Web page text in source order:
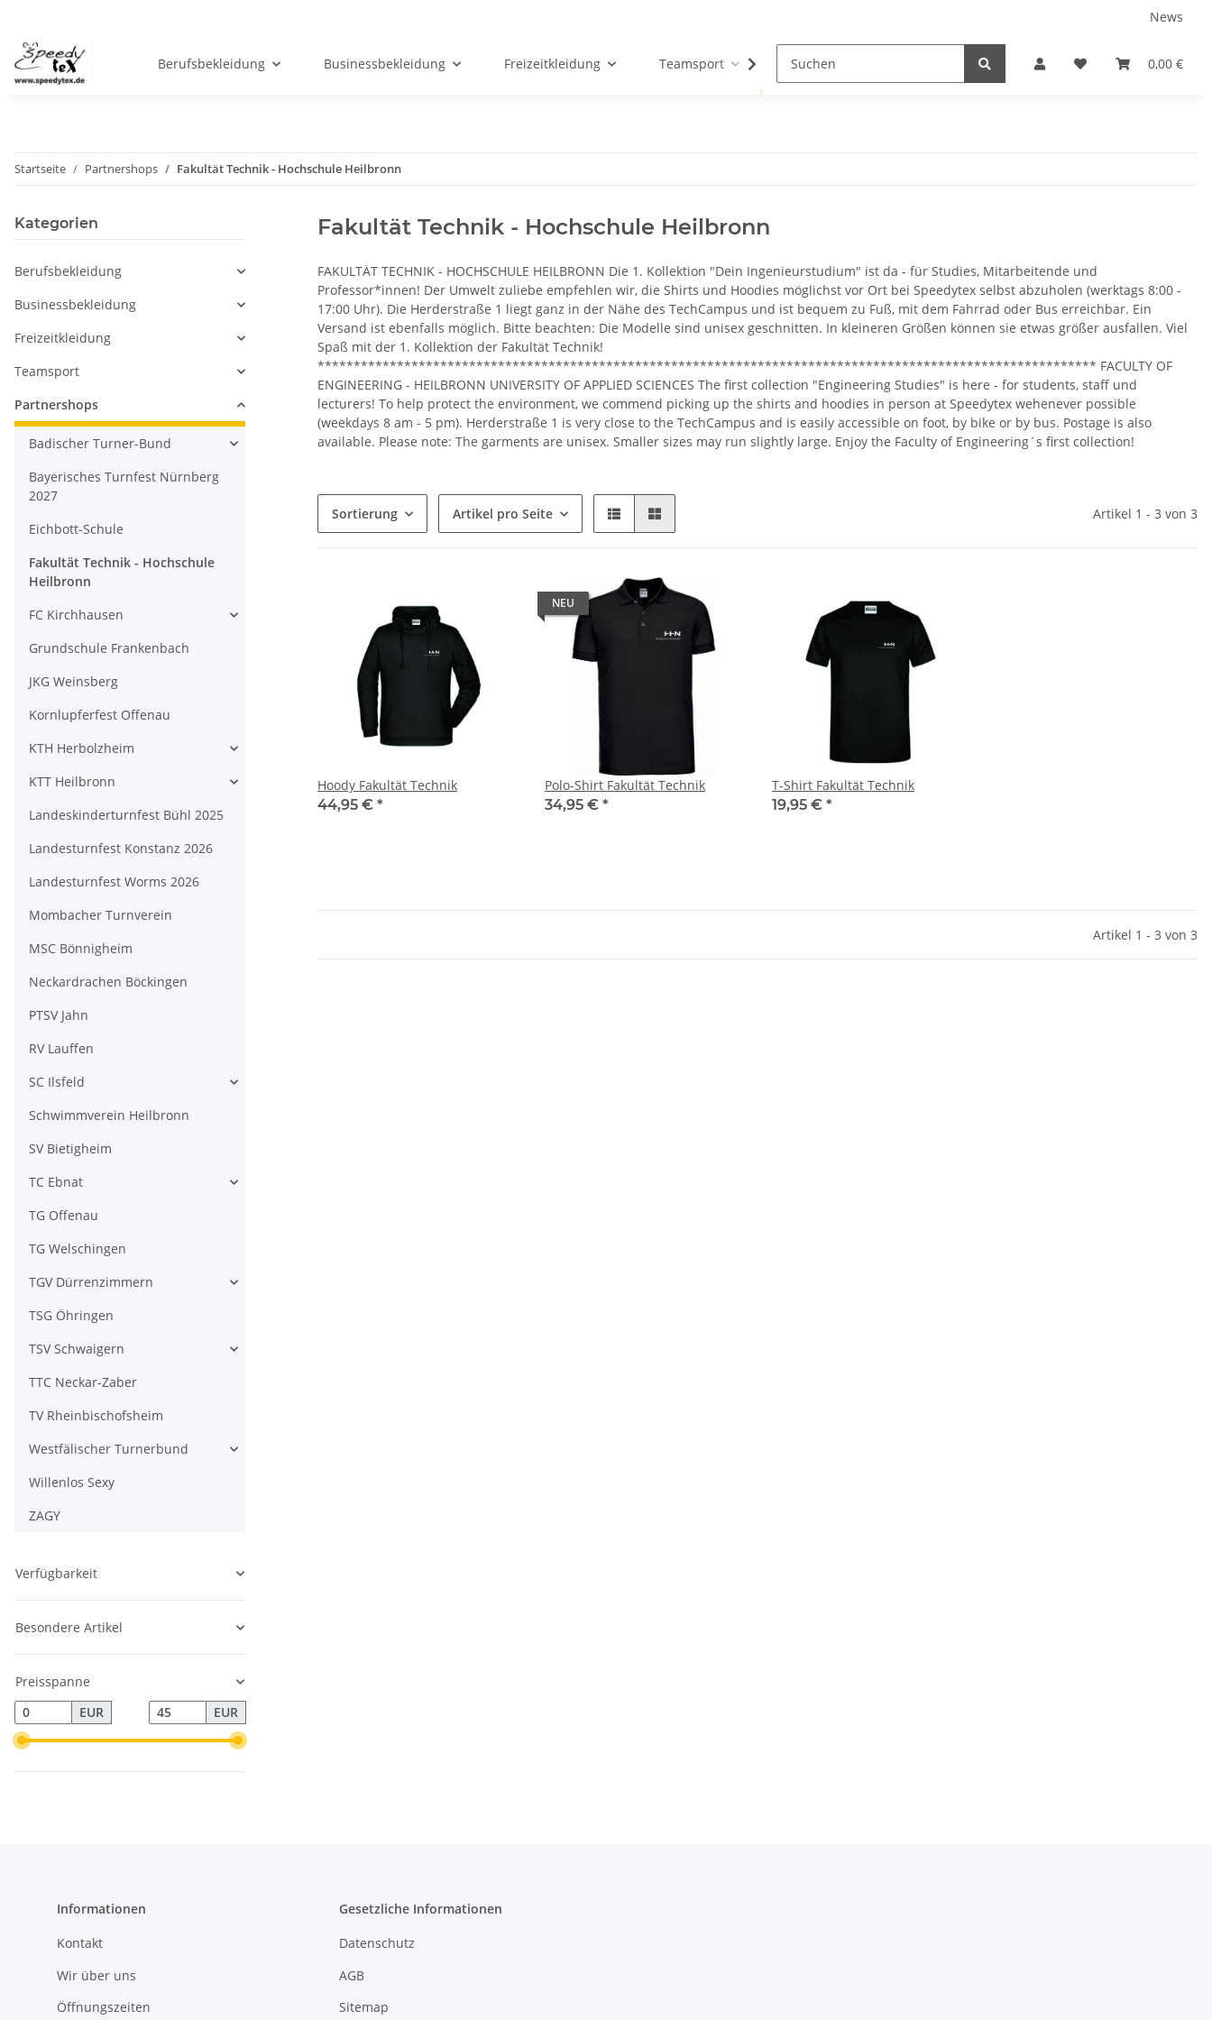
News
0,00 €
Berufsbekleidung Businessbekleidung Freizeitkleidung Teamsport Partnershops
Startseite Partnershops Fakultät Technik - Hochschule Heilbronn
Fakultät Technik - Hochschule Heilbronn
FAKULTÄT TECHNIK - HOCHSCHULE HEILBRONN Die 1. Kollektion "Dein Ingenieurstudium" ist da - für Studies, Mitarbeitende und
Professor*innen! Der Umwelt zuliebe empfehlen wir, die Shirts und Hoodies möglichst vor Ort bei Speedytex selbst abzuholen (werktags 8:00 -
17:00 Uhr). Die Herderstraße 1 liegt ganz in der Nähe des TechCampus und ist bequem zu Fuß, mit dem Fahrrad oder Bus erreichbar. Ein
Versand ist ebenfalls möglich. Bitte beachten: Die Modelle sind unisex geschnitten. In kleineren Größen können sie etwas größer ausfallen. Viel
Spaß mit der 1. Kollektion der Fakultät Technik!
************************************************************************************************************ FACULTY OF
ENGINEERING - HEILBRONN UNIVERSITY OF APPLIED SCIENCES The first collection "Engineering Studies" is here - for students, staff und
lecturers! To help protect the environment, we commend picking up the shirts and hoodies in person at Speedytex wehenever possible
(weekdays 8 am - 5 pm). Herderstraße 1 is very close to the TechCampus and is easily accessible on foot, by bike or by bus. Postage is also
available. Please note: The garments are unisex. Smaller sizes may run slightly large. Enjoy the Faculty of Engineering´s first collection!
Sortierung Artikel pro Seite Artikel 1 - 3 von 3
Hoody Fakultät Technik
44,95 € *
NEU
Polo-Shirt Fakultät Technik
34,95 € *
T-Shirt Fakultät Technik
19,95 € *
Artikel 1 - 3 von 3
Kategorien
Berufsbekleidung
Businessbekleidung
Freizeitkleidung
Teamsport
Partnershops
Badischer Turner-Bund
Bayerisches Turnfest Nürnberg
2027
Eichbott-Schule
Fakultät Technik - Hochschule
Heilbronn
FC Kirchhausen
Grundschule Frankenbach
JKG Weinsberg
Kornlupferfest Offenau
KTH Herbolzheim
KTT Heilbronn
Landeskinderturnfest Bühl 2025
Landesturnfest Konstanz 2026
Landesturnfest Worms 2026
Mombacher Turnverein
MSC Bönnigheim
Neckardrachen Böckingen
PTSV Jahn
RV Lauffen
SC Ilsfeld
Schwimmverein Heilbronn
SV Bietigheim
TC Ebnat
TG Offenau
TG Welschingen
TGV Dürrenzimmern
TSG Öhringen
TSV Schwaigern
TTC Neckar-Zaber
TV Rheinbischofsheim
Westfälischer Turnerbund
Willenlos Sexy
ZAGY
Verfügbarkeit
Besondere Artikel
Preisspanne
EUR
EUR
Informationen
Kontakt
Wir über uns
Öffnungszeiten
Gesetzliche Informationen
Datenschutz
AGB
Sitemap